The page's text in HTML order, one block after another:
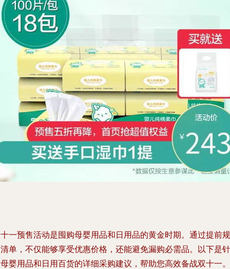
一预售活动是囤购母婴用品和日用品的黄金时期。通过提前规
单，不仅能够享受优惠价格，还能避免漏购必需品。以下是针
婴用品和日用百货的详细采购建议，帮助您高效备战双十一。